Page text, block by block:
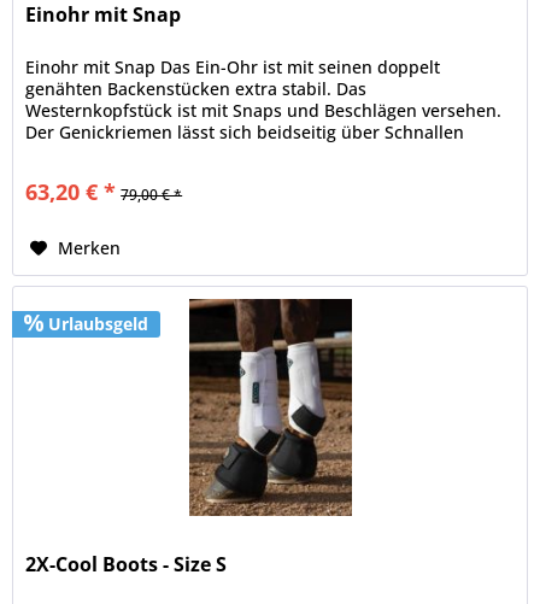
Einohr mit Snap
Einohr mit Snap Das Ein-Ohr ist mit seinen doppelt
genähten Backenstücken extra stabil. Das
Westernkopfstück ist mit Snaps und Beschlägen versehen.
Der Genickriemen lässt sich beidseitig über Schnallen
63,20 € * 79,00 € *
Merken
Urlaubsgeld
2X-Cool Boots - Size S